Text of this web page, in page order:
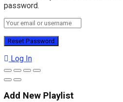
password.
Log In
Add New Playlist